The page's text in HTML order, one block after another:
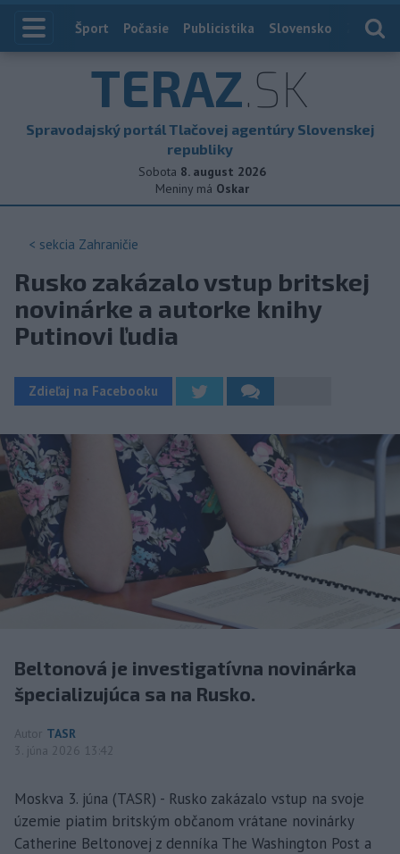
Index
Šport Počasie Publicistika Slovensko
TERAZ.SK
Spravodajský portál Tlačovej agentúry Slovenskej
republiky
Sobota 8. august 2026
Meniny má Oskar
< sekcia Zahraničie
Rusko zakázalo vstup britskej
novinárke a autorke knihy
Putinovi ľudia
Zdieľaj na Facebooku
Beltonová je investigatívna novinárka
špecializujúca sa na Rusko.
Autor TASR
3. júna 2026 13:42
Moskva 3. júna (TASR) - Rusko zakázalo vstup na svoje
územie piatim britským občanom vrátane novinárky
Catherine Beltonovej z denníka The Washington Post a